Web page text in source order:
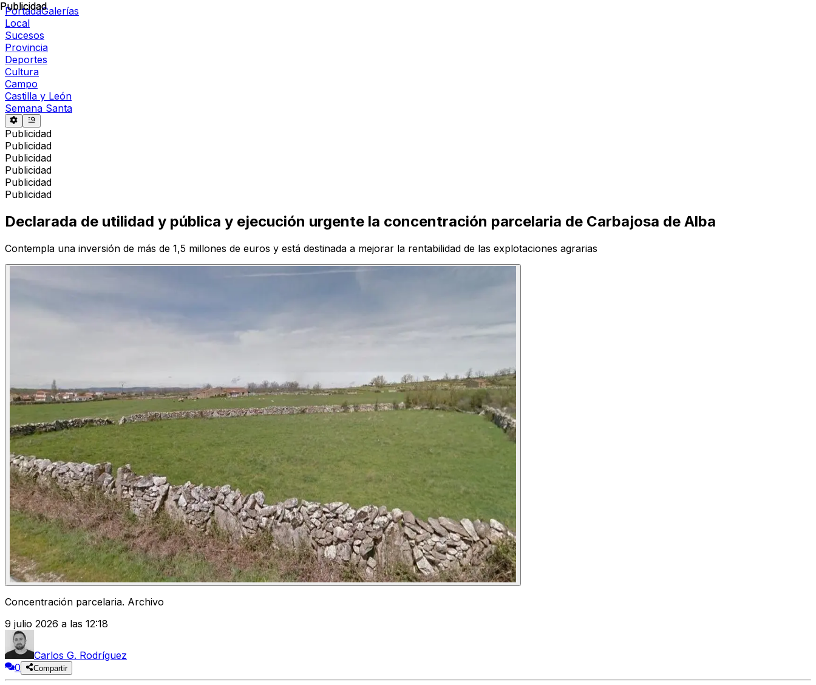
PortadaGalerías
Local
Sucesos
Provincia
Deportes
Cultura
Campo
Castilla y León
Semana Santa
Publicidad
Publicidad
Publicidad
Publicidad
Publicidad
Publicidad
Publicidad
Declarada de utilidad y pública y ejecución urgente la concentración parcelaria de Carbajosa de Alba
Contempla una inversión de más de 1,5 millones de euros y está destinada a mejorar la rentabilidad de las explotaciones agrarias
Concentración parcelaria. Archivo
9 julio 2026 a las 12:18
Carlos G. Rodríguez
0
Compartir
Publicidad